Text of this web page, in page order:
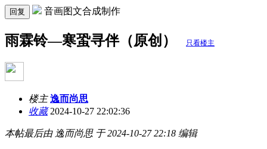
回复 音画图文合成制作
雨霖铃—寒蛩寻伴（原创） 只看楼主
楼主 逸而尚思
收藏2024-10-27 22:02:36
本帖最后由 逸而尚思 于 2024-10-27 22:18 编辑